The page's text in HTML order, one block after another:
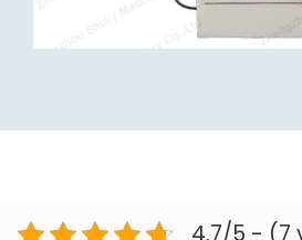
4.7/5 - (7